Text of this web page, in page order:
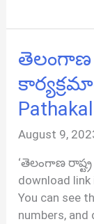
List
In
Telugu
తెలంగాణ
August 9,
‘తెలంగాణ రాష్ట్ర
download
You can see
numbers, and